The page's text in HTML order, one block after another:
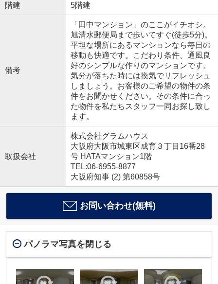
階建 5階建
備考
「田中マンション」のここがイチオシ。
旭清水郵便局まで歩いてすぐ(徒歩5分)。
平坦な場所にあるマンションなら毎日の
移動も快適です。こだわり条件、通風良
好のシンプルな作りのマンションです。
気分が落ちた時には換気でリフレッシュ
しましょう。お客様のご希望の物件の条
件をお聞かせください。その条件に合っ
た物件を私たちスタッフ一同お探し致し
ます。
取扱会社
株式会社グラムハウス
大阪府大阪市城東区成育３丁目16番28
号 HATAマンション1階
TEL:06-6955-8877
大阪府知事 (2) 第60858号
お問い合わせ(無料)
パノラマ写真を閉じる